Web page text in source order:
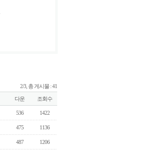
2/3, 총 게시물 : 41
다운 조회수
536 1422
475 1136
487 1206